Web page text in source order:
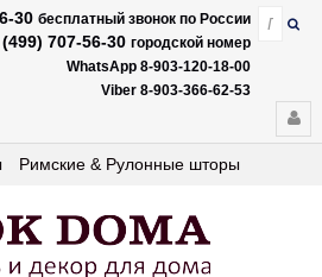
30 бесплатный звонок по России
707-56-30 городской номер
WhatsApp 8-903-120-18-00
Viber 8-903-366-62-53
Римские & Рулонные шторы